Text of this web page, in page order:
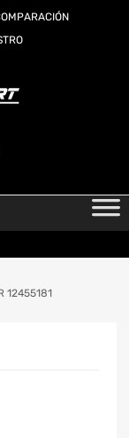
12455181